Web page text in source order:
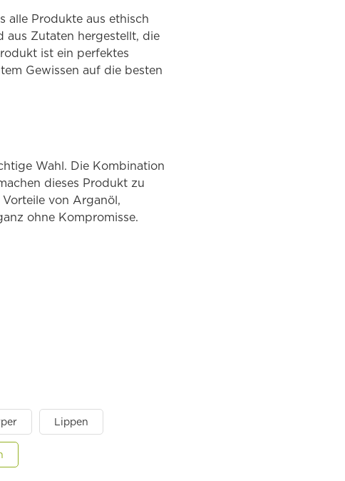
alle Produkte aus ethisch
aus Zutaten hergestellt, die
ist ein perfektes
Gewissen auf die besten
Wahl. Die Kombination
dieses Produkt zu
von Arganöl,
ohne Kompromisse.
Lippen